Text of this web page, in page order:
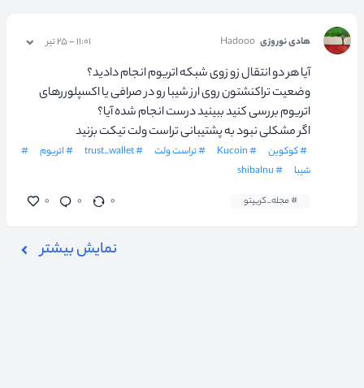
هادی نوروزی Hadooo ۱۱:۰۱ - ۲۵ تیر
آیا هر دو انتقال زو زوی شبکه اتریوم انجام دادید؟
وضعیت تراکنشتون روی ارز شیبا رو در صرافی یا اکسپلوررهای
اتریوم بررسی کنید ببینید درست انجام شده آیا؟
اگر مشکلی نبود به پشتیبانی تراست ولت تیکت بزنید
# کوکوین # Kucoin # تراست ولت # trust_wallet # اتریوم
#
شیبا
# shibaInu
# مجله_کریپتو ۰ ۰ ۰
نمایش بیشتر